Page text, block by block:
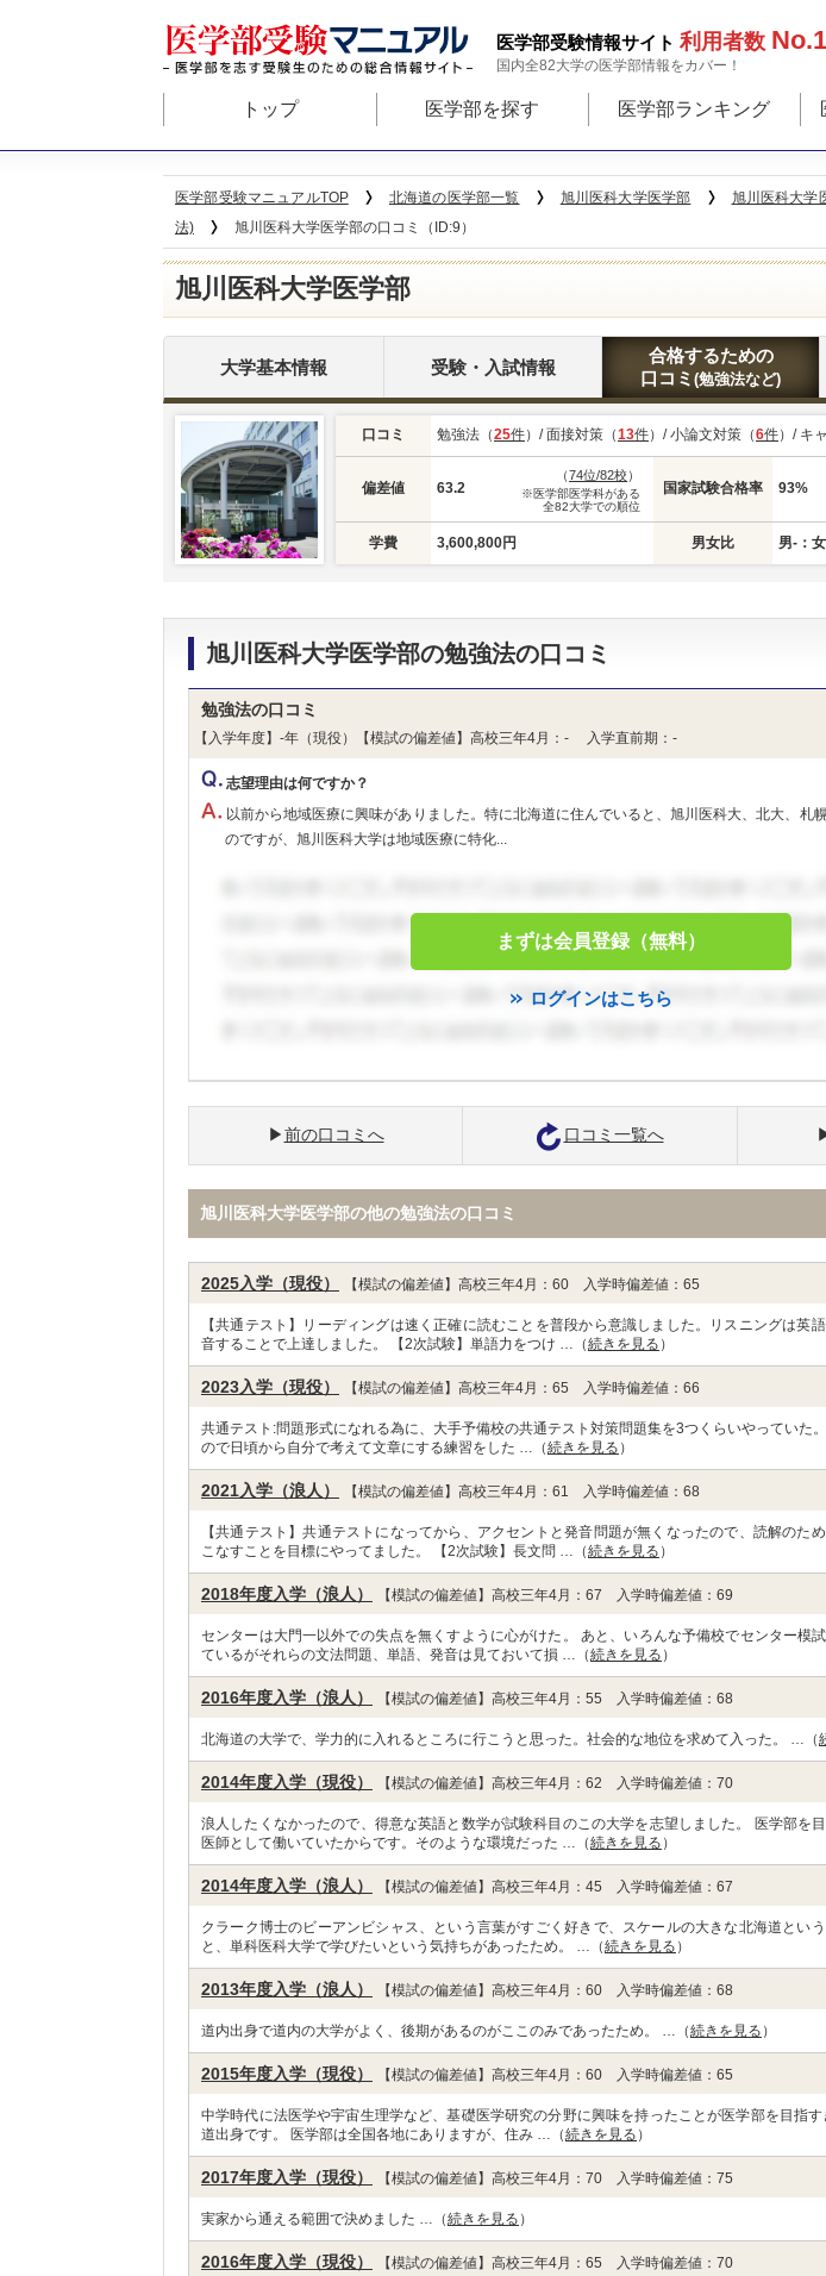
医学部受験情報サイト 利用者数 No.1
国内全82大学の医学部情報をカバー！
トップ 医学部を探す 医学部ランキング
医学部受験マニュアルTOP 北海道の医学部一覧 旭川医科大学医学部
旭川医科大学
法)
旭川医科大学医学部の口コミ（ID:9）
旭川医科大学医学部
大学基本情報 受験・入試情報
合格するための
口コミ (勉強法など)
口コミ 勉強法（25件）/ 面接対策（13件）/ 小論文対策（6件）/ キ
偏差値 63.2
（74位/82校）
※医学部医学科がある
全82大学での順位
国家試験合格率 93%
学費 3,600,800円 男女比 男-：
旭川医科大学医学部の勉強法の口コミ
勉強法の口コミ
【入学年度】-年（現役）【模試の偏差値】高校三年4月：- 入学直前期：-
志望理由は何ですか？
以前から地域医療に興味がありました。特に北海道に住んでいると、旭川医科大、北大、札
のですが、旭川医科大学は地域医療に特化...
まずは会員登録（無料）
ログインはこちら
前の口コミへ 口コミ一覧へ
旭川医科大学医学部の他の勉強法の口コミ
2025入学（現役） 【模試の偏差値】高校三年4月：60 入学時偏差値：65
【共通テスト】リーディングは速く正確に読むことを普段から意識しました。リスニングは英
音することで上達しました。 【2次試験】単語力をつけ …（続きを見る ）
2023入学（現役） 【模試の偏差値】高校三年4月：65 入学時偏差値：66
共通テスト:問題形式になれる為に、大手予備校の共通テスト対策問題集を3つくらいやっていた
ので日頃から自分で考えて文章にする練習をした …（続きを見る ）
2021入学（浪人） 【模試の偏差値】高校三年4月：61 入学時偏差値：68
【共通テスト】共通テストになってから、アクセントと発音問題が無くなったので、読解のた
こなすことを目標にやってました。 【2次試験】長文問 …（続きを見る ）
2018年度入学（浪人） 【模試の偏差値】高校三年4月：67 入学時偏差値：69
センターは大門一以外での失点を無くすように心がけた。 あと、いろんな予備校でセンター模
ているがそれらの文法問題、単語、発音は見ておいて損 …（続きを見る ）
2016年度入学（浪人） 【模試の偏差値】高校三年4月：55 入学時偏差値：68
北海道の大学で、学力的に入れるところに行こうと思った。社会的な地位を求めて入った。 …（
2014年度入学（現役） 【模試の偏差値】高校三年4月：62 入学時偏差値：70
浪人したくなかったので、得意な英語と数学が試験科目のこの大学を志望しました。 医学部を
医師として働いていたからです。そのような環境だった …（続きを見る ）
2014年度入学（浪人） 【模試の偏差値】高校三年4月：45 入学時偏差値：67
クラーク博士のビーアンビシャス、という言葉がすごく好きで、スケールの大きな北海道とい
と、単科医科大学で学びたいという気持ちがあったため。 …（続きを見る ）
2013年度入学（浪人） 【模試の偏差値】高校三年4月：60 入学時偏差値：68
道内出身で道内の大学がよく、後期があるのがここのみであったため。 …（続きを見る ）
2015年度入学（現役） 【模試の偏差値】高校三年4月：60 入学時偏差値：65
中学時代に法医学や宇宙生理学など、基礎医学研究の分野に興味を持ったことが医学部を目指
道出身です。 医学部は全国各地にありますが、住み …（続きを見る ）
2017年度入学（現役） 【模試の偏差値】高校三年4月：70 入学時偏差値：75
実家から通える範囲で決めました …（続きを見る ）
2016年度入学（現役） 【模試の偏差値】高校三年4月：65 入学時偏差値：70